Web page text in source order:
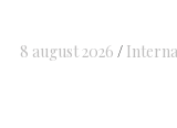
8 august 2026